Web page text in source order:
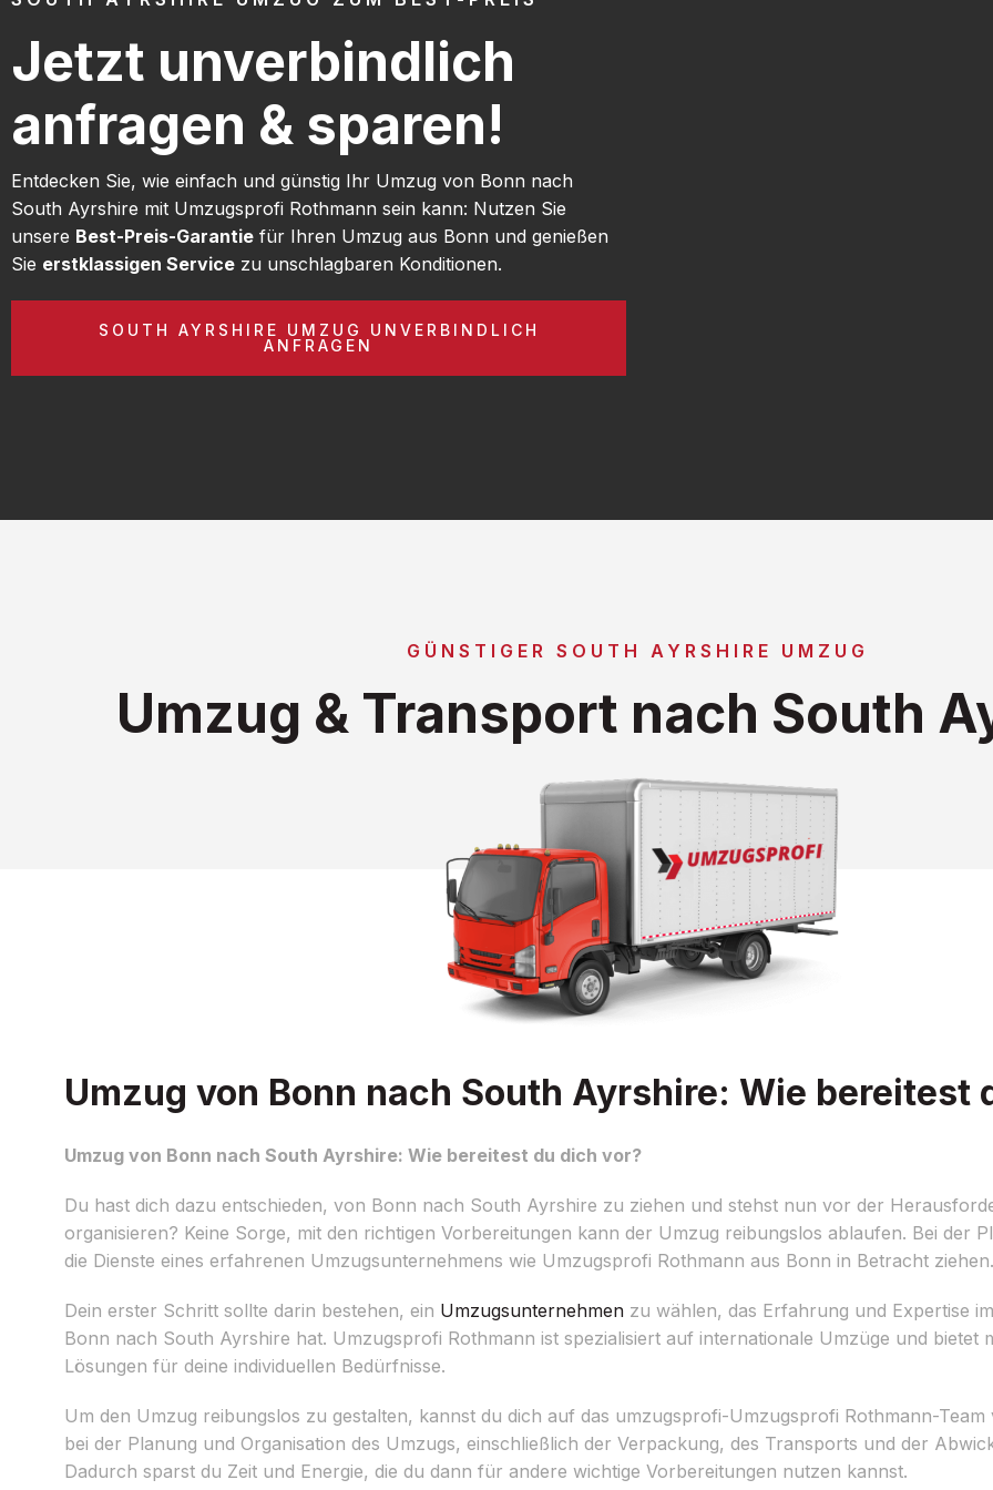
Jetzt unverbindlich
anfragen & sparen!
Entdecken Sie, wie einfach und günstig Ihr Umzug von Bonn nach
South Ayrshire mit Umzugsprofi Rothmann sein kann: Nutzen Sie
unsere Best-Preis-Garantie für Ihren Umzug aus Bonn und genießen
Sie erstklassigen Service zu unschlagbaren Konditionen.
SOUTH AYRSHIRE UMZUG UNVERBINDLICH
ANFRAGEN
GÜNSTIGER SOUTH AYRSHIRE UMZUG
Umzug & Transport nach South
Umzug von Bonn nach South Ayrshire: Wie bereitest
Umzug von Bonn nach South Ayrshire: Wie bereitest du dich vor?
Du hast dich dazu entschieden, von Bonn nach South Ayrshire zu ziehen und stehst nun vor der
organisieren? Keine Sorge, mit den richtigen Vorbereitungen kann der Umzug reibungslos ablaufen. Bei der
die Dienste eines erfahrenen Umzugsunternehmens wie Umzugsprofi Rothmann aus Bonn in Betracht ziehen.
Dein erster Schritt sollte darin bestehen, ein Umzugsunternehmen zu wählen, das Erfahrung und Expertise
Bonn nach South Ayrshire hat. Umzugsprofi Rothmann ist spezialisiert auf internationale Umzüge und bietet
Lösungen für deine individuellen Bedürfnisse.
Um den Umzug reibungslos zu gestalten, kannst du dich auf das umzugsprofi-Umzugsprofi Rothmann-Team
bei der Planung und Organisation des Umzugs, einschließlich der Verpackung, des Transports und der
Dadurch sparst du Zeit und Energie, die du dann für andere wichtige Vorbereitungen nutzen kannst.